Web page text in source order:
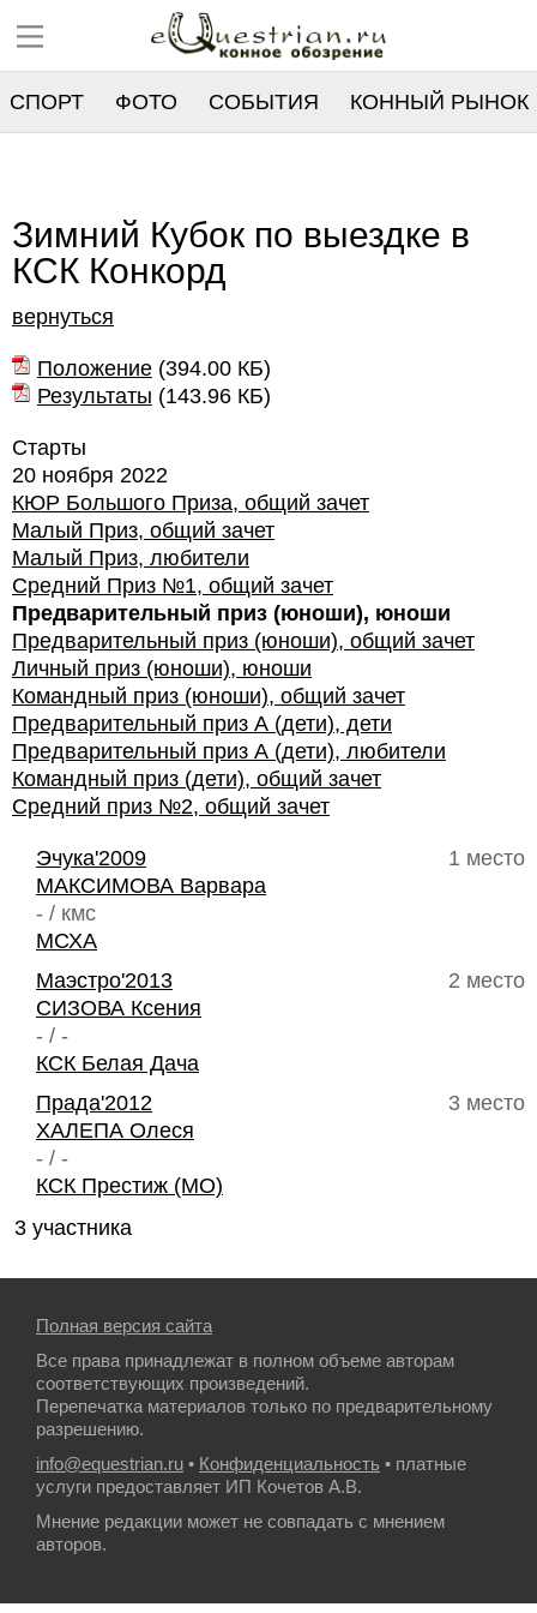
СПОРТ ФОТО СОБЫТИЯ КОННЫЙ РЫНОК
Зимний Кубок по выездке в
КСК Конкорд
вернуться
Положение (394.00 КБ)
Результаты (143.96 КБ)
Старты
20 ноября 2022
КЮР Большого Приза, общий зачет
Малый Приз, общий зачет
Малый Приз, любители
Средний Приз №1, общий зачет
Предварительный приз (юноши), юноши
Предварительный приз (юноши), общий зачет
Личный приз (юноши), юноши
Командный приз (юноши), общий зачет
Предварительный приз А (дети), дети
Предварительный приз А (дети), любители
Командный приз (дети), общий зачет
Средний приз №2, общий зачет
1 место
Эчука'2009
МАКСИМОВА Варвара
- / кмс
МСХА
2 место
Маэстро'2013
СИЗОВА Ксения
- / -
КСК Белая Дача
3 место
Прада'2012
ХАЛЕПА Олеся
- / -
КСК Престиж (МО)
3 участника
Полная версия сайта
Все права принадлежат в полном объеме авторам
соответствующих произведений.
Перепечатка материалов только по предварительному
разрешению.
info@equestrian.ru • Конфиденциальность • платные
услуги предоставляет ИП Кочетов А.В.
Мнение редакции может не совпадать с мнением
авторов.